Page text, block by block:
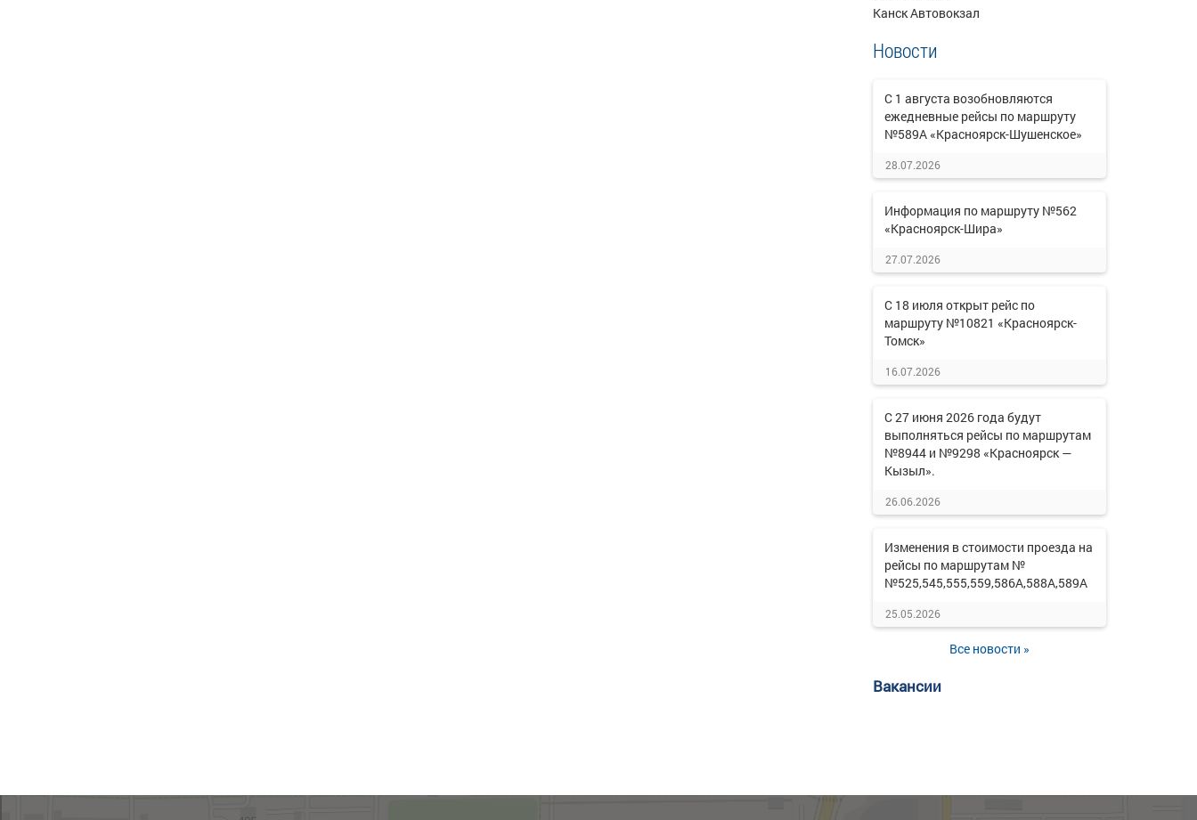
Канск Автовокзал
Новости
С 1 августа возобновляются
ежедневные рейсы по маршруту
№589А «Красноярск-Шушенское»
28.07.2026
Информация по маршруту №562
«Красноярск-Шира»
27.07.2026
С 18 июля открыт рейс по
маршруту №10821 «Красноярск-
Томск»
16.07.2026
С 27 июня 2026 года будут
выполняться рейсы по маршрутам
№8944 и №9298 «Красноярск —
Кызыл».
26.06.2026
Изменения в стоимости проезда на
рейсы по маршрутам №
№525,545,555,559,586А,588А,589А
25.05.2026
Все новости »
Вакансии